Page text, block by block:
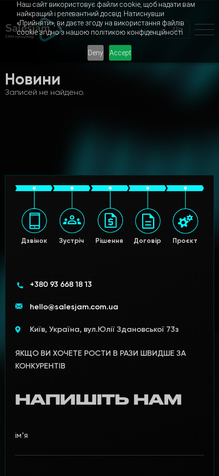
Наш сайт використовує файли cookie, щоб надати вам
найкращий і релевантний досвід. Натиснувши
«Прийняти», ви даєте згоду на використання файлів
cookie згідно з нашою політикою конфіденційності
Deny Accept
Ua
Новини
Записей не найдено.
Дзвінок Зустріч Рішення Договір Проєкт
+380 93 668 18 13
hello@salesjam.com.ua
Київ, Україна, вул.Юлії Здановської 73з
ЯКЩО ВИ ХОЧЕТЕ РОСТИ В РАЗИ ШВИДШЕ ЗА
КОНКУРЕНТІВ
НАПИШІТЬ НАМ